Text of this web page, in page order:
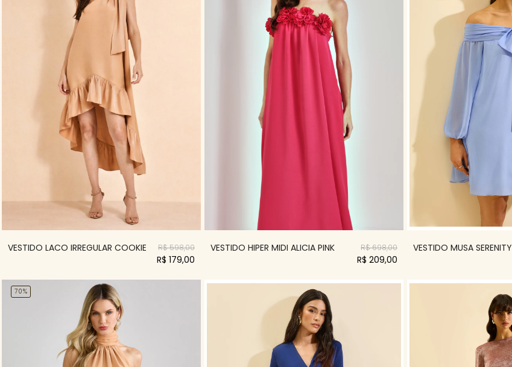
VESTIDO LACO IRREGULAR COOKIE R$ 598,00
R$ 179,00
VESTIDO HIPER MIDI ALICIA PINK R$ 698,00
R$ 209,00
VESTIDO MUSA SERENITY
70%